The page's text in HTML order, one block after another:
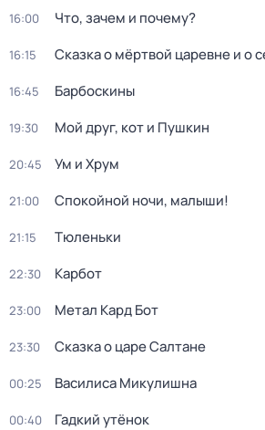
16:00 Что, зачем и почему?
16:15 Сказка о мёртвой царевне и о
16:45 Барбоскины
19:30 Мой друг, кот и Пушкин
20:45 Ум и Хрум
21:00 Спокойной ночи, малыши!
21:15 Тюленьки
22:30 Карбот
23:00 Метал Кард Бот
23:30 Сказка о царе Салтане
00:25 Василиса Микулишна
00:40 Гадкий утёнок